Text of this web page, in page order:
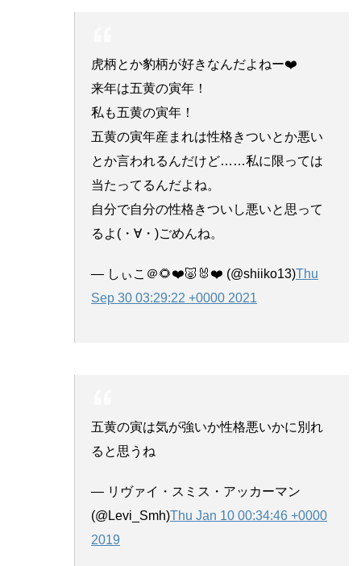
虎柄とか豹柄が好きなんだよねー❤️
来年は五黄の寅年！
私も五黄の寅年！
五黄の寅年産まれは性格きついとか悪い
とか言われるんだけど……私に限っては
当たってるんだよね。
自分で自分の性格きついし悪いと思って
るよ(・∀・)ごめんね。
— しぃこ＠🌻❤️🐷🐰❤️ (@shiiko13)Thu
Sep 30 03:29:22 +0000 2021
五黄の寅は気が強いか性格悪いかに別れ
ると思うね
— リヴァイ・スミス・アッカーマン
(@Levi_Smh)Thu Jan 10 00:34:46 +0000
2019